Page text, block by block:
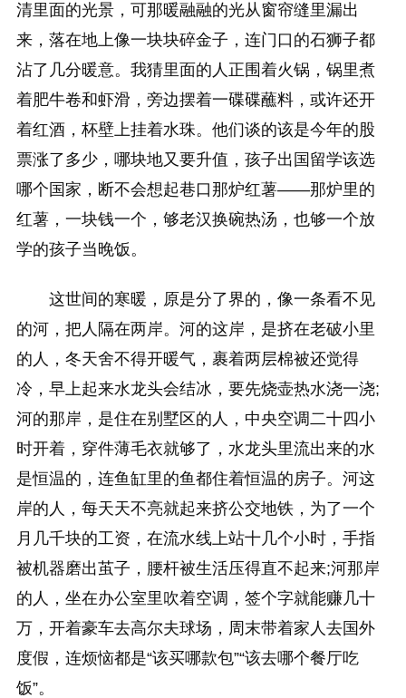
清里面的光景，可那暖融融的光从窗帘缝里漏出
来，落在地上像一块块碎金子，连门口的石狮子都
沾了几分暖意。我猜里面的人正围着火锅，锅里煮
着肥牛卷和虾滑，旁边摆着一碟碟蘸料，或许还开
着红酒，杯壁上挂着水珠。他们谈的该是今年的股
票涨了多少，哪块地又要升值，孩子出国留学该选
哪个国家，断不会想起巷口那炉红薯——那炉里的
红薯，一块钱一个，够老汉换碗热汤，也够一个放
学的孩子当晚饭。
这世间的寒暖，原是分了界的，像一条看不见
的河，把人隔在两岸。河的这岸，是挤在老破小里
的人，冬天舍不得开暖气，裹着两层棉被还觉得
冷，早上起来水龙头会结冰，要先烧壶热水浇一浇;
河的那岸，是住在别墅区的人，中央空调二十四小
时开着，穿件薄毛衣就够了，水龙头里流出来的水
是恒温的，连鱼缸里的鱼都住着恒温的房子。河这
岸的人，每天天不亮就起来挤公交地铁，为了一个
月几千块的工资，在流水线上站十几个小时，手指
被机器磨出茧子，腰杆被生活压得直不起来;河那岸
的人，坐在办公室里吹着空调，签个字就能赚几十
万，开着豪车去高尔夫球场，周末带着家人去国外
度假，连烦恼都是“该买哪款包”“该去哪个餐厅吃
饭”。